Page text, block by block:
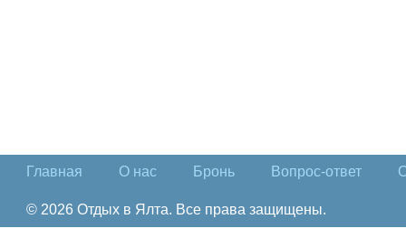
Главная О нас Бронь Вопрос-ответ
© 2026 Отдых в Ялта. Все права защищены.